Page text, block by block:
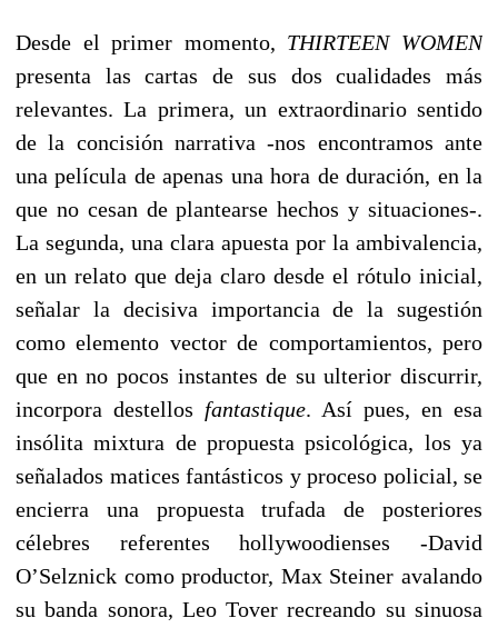
Desde el primer momento, THIRTEEN WOMEN
presenta las cartas de sus dos cualidades más
relevantes. La primera, un extraordinario sentido
de la concisión narrativa -nos encontramos ante
una película de apenas una hora de duración, en la
que no cesan de plantearse hechos y situaciones-.
La segunda, una clara apuesta por la ambivalencia,
en un relato que deja claro desde el rótulo inicial,
señalar la decisiva importancia de la sugestión
como elemento vector de comportamientos, pero
que en no pocos instantes de su ulterior discurrir,
incorpora destellos fantastique. Así pues, en esa
insólita mixtura de propuesta psicológica, los ya
señalados matices fantásticos y proceso policial, se
encierra una propuesta trufada de posteriores
célebres referentes hollywoodienses -David
O’Selznick como productor, Max Steiner avalando
su banda sonora, Leo Tover recreando su sinuosa